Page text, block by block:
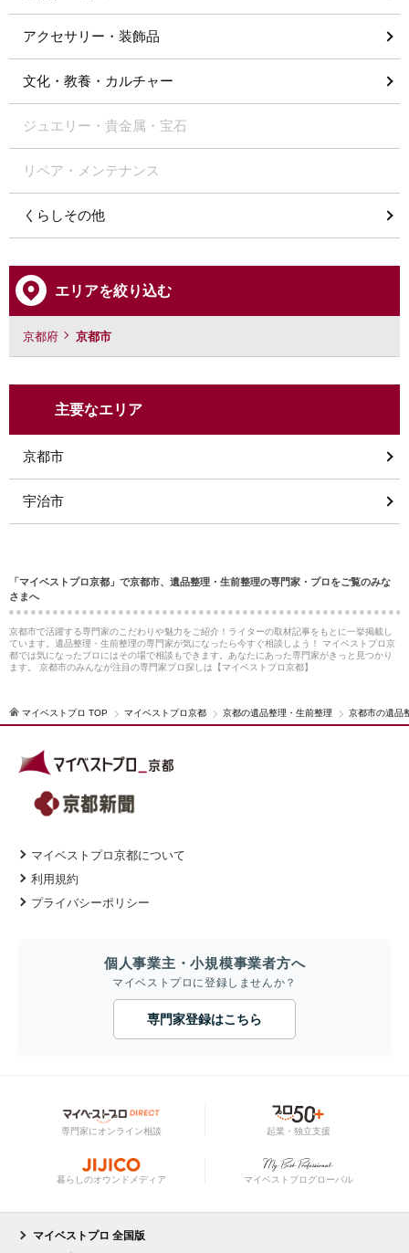
アクセサリー・装飾品
文化・教養・カルチャー
ジュエリー・貴金属・宝石
リペア・メンテナンス
くらしその他
エリアを絞り込む
京都府 京都市
主要なエリア
京都市
宇治市
「マイベストプロ京都」で京都市、遺品整理・生前整理の専門家・プロをご覧のみな
さまへ
京都市で活躍する専門家のこだわりや魅力をご紹介！ライターの取材記事をもとに一挙掲載し
ています。遺品整理・生前整理の専門家が気になったら今すぐ相談しよう！ マイベストプロ京
都では気になったプロにはその場で相談もできます。あなたにあった専門家がきっと見つかり
ます。 京都市のみんなが注目の専門家プロ探しは【マイベストプロ京都】
マイベストプロ TOP マイベストプロ京都 京都の遺品整理・生前整理 京都市の遺品
マイベストプロ京都について
利用規約
プライバシーポリシー
個人事業主・小規模事業者方へ
マイベストプロに登録しませんか？
専門家登録はこちら
専門家にオンライン相談 起業・独立支援
暮らしのオウンドメディア マイベストプログローバル
マイベストプロ 全国版